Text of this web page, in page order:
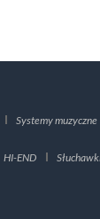
Systemy muzyczne
HI-END